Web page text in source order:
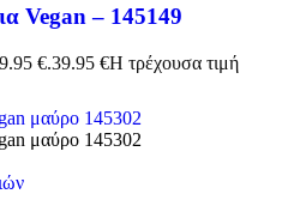
Vegan – 145149
€.39.95 €Η τρέχουσα τιμή